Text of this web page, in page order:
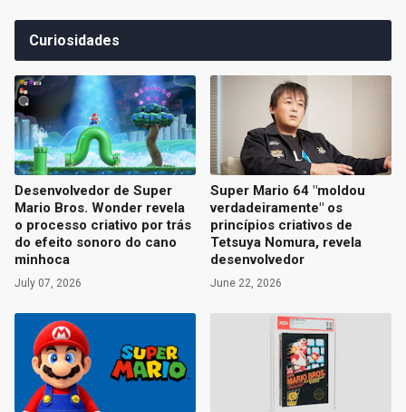
Curiosidades
Desenvolvedor de Super
Mario Bros. Wonder revela
o processo criativo por trás
do efeito sonoro do cano
minhoca
July 07, 2026
Super Mario 64 "moldou
verdadeiramente" os
princípios criativos de
Tetsuya Nomura, revela
desenvolvedor
June 22, 2026